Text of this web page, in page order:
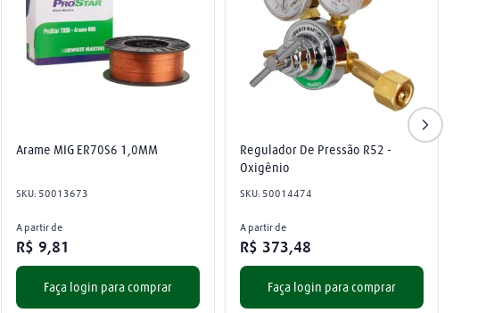
Arame MIG ER70S6 1,0MM
SKU: 50013673
A partir de
R$ 9,81
Faça login para comprar
Regulador De Pressão R52 -
Oxigênio
SKU: 50014474
A partir de
R$ 373,48
Faça login para comprar